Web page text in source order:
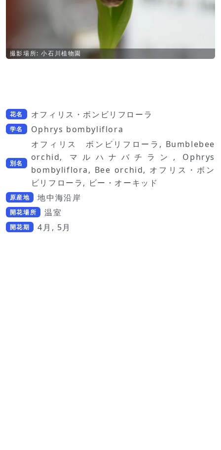
撮影場所: 小石川植物園
花名 オフィリス・ボンビリフローラ
学名 Ophrys bombyliflora
別名
オフィリス ボンビリフローラ, Bumblebee
orchid, マルハナバチラン, Ophrys
bombyliflora, Bee orchid, オフリス・ボン
ビリフローラ, ビー・オーキッド
原産地 地中海沿岸
開花場所 温室
開花期 4月, 5月